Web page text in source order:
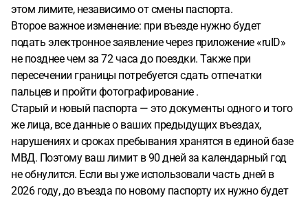
этом лимите, независимо от смены паспорта.
Второе важное изменение: при въезде нужно будет
подать электронное заявление через приложение «ruID»
не позднее чем за 72 часа до поездки. Также при
пересечении границы потребуется сдать отпечатки
пальцев и пройти фотографирование .
Старый и новый паспорта — это документы одного и того
же лица, все данные о ваших предыдущих въездах,
нарушениях и сроках пребывания хранятся в единой базе
МВД. Поэтому ваш лимит в 90 дней за календарный год
не обнулится. Если вы уже использовали часть дней в
2026 году, до въезда по новому паспорту их нужно будет